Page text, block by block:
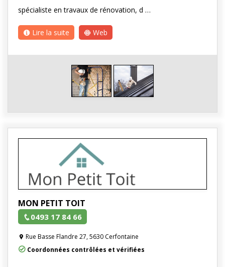
spécialiste en travaux de rénovation, d …
Lire la suite Web
MON PETIT TOIT
0493 17 84 66
Rue Basse Flandre 27, 5630 Cerfontaine
Coordonnées contrôlées et vérifiées